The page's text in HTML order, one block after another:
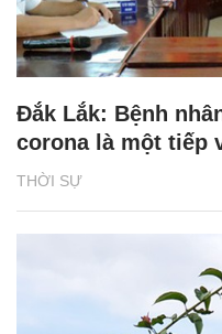
THỜI SỰ
Đắk Lắk: Bệnh
corona là một tiếp